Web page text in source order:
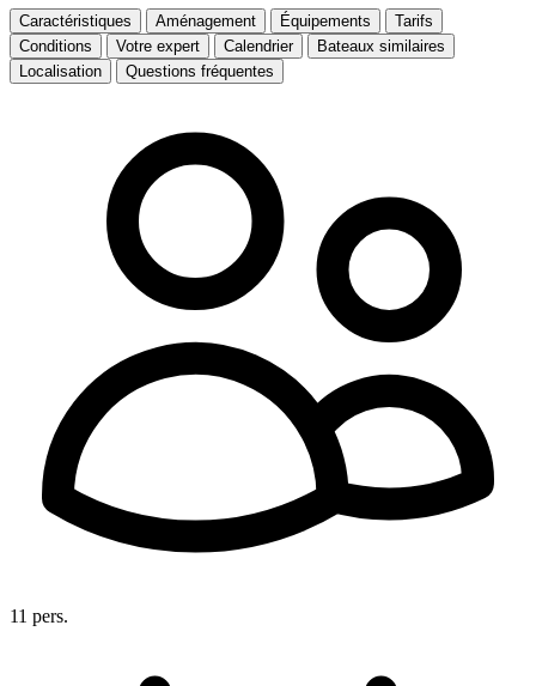
Caractéristiques Aménagement Équipements
Tarifs
Conditions
Votre expert Calendrier
Bateaux similaires
Localisation
Questions fréquentes
11 pers.